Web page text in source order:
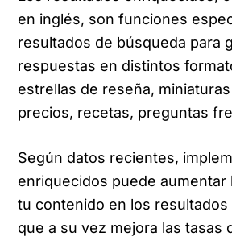
en inglés, son funciones
resultados de búsqueda para
respuestas en distintos
estrellas de reseña,
precios, recetas, preguntas
Según datos recientes,
enriquecidos puede aumentar
tu contenido en los resultados
que a su vez mejora las tasas